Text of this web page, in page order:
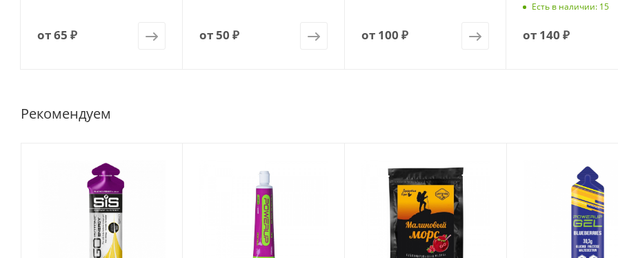
от65 ₽ от50 ₽ от 100 ₽
Есть в наличии: 15
от 140 ₽
Рекомендуем